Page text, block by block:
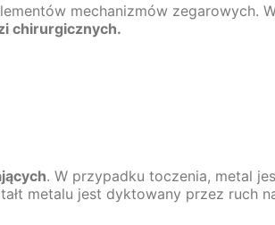
mechanizmów zegarowych.
chirurgicznych.
. W przypadku toczenia, metal
metalu jest dyktowany przez ruch